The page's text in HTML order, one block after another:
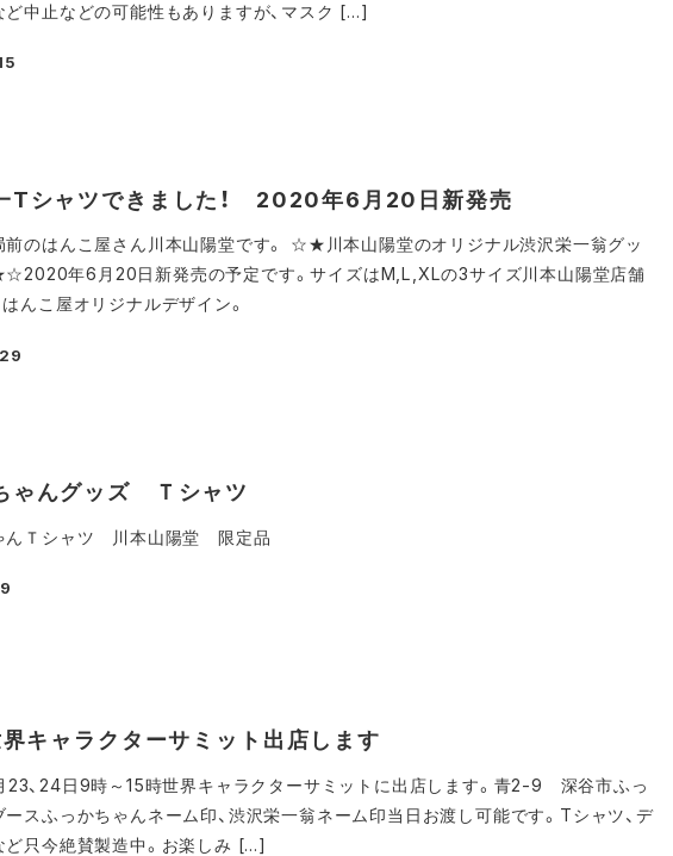
ど中止などの可能性もありますが、マスク […]
Tシャツできました！ 2020年6月20日新発売
前のはんこ屋さん川本山陽堂です。 ☆★川本山陽堂のオリジナル渋沢栄一翁グッ
年6月20日新発売の予定です。サイズはM,L,XLの3サイズ川本山陽堂店舗
んこ屋オリジナルデザイン。
ゃんグッズ Ｔシャツ
んＴシャツ 川本山陽堂 限定品
キャラクターサミット出店します
23、24日9時～15時世界キャラクターサミットに出店します。青2-9 深谷市ふっ
スふっかちゃんネーム印、渋沢栄一翁ネーム印当日お渡し可能です。Tシャツ、デ
ど只今絶賛製造中。お楽しみ […]